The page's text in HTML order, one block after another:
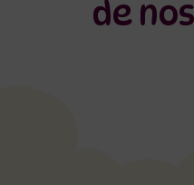
de